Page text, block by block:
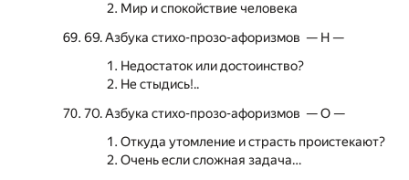
Мир и спокойствие человека
69. Азбука стихо-прозо-афоризмов — Н —
Недостаток или достоинство?
Не стыдись!..
70. Азбука стихо-прозо-афоризмов — О —
Откуда утомление и страсть проистекают?
Очень если сложная задача…